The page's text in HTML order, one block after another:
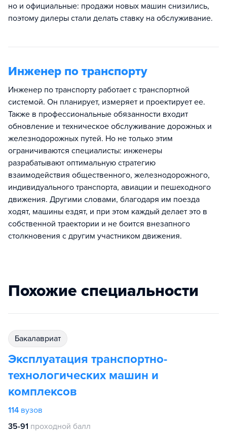
но и официальные: продажи новых машин снизились,
поэтому дилеры стали делать ставку на обслуживание.
Инженер по транспорту
Инженер по транспорту работает с транспортной
системой. Он планирует, измеряет и проектирует ее.
Также в профессиональные обязанности входит
обновление и техническое обслуживание дорожных и
железнодорожных путей. Но не только этим
ограничиваются специалисты: инженеры
разрабатывают оптимальную стратегию
взаимодействия общественного, железнодорожного,
индивидуального транспорта, авиации и пешеходного
движения. Другими словами, благодаря им поезда
ходят, машины ездят, и при этом каждый делает это в
собственной траектории и не боится внезапного
столкновения с другим участником движения.
Похожие специальности
бакалавриат
Эксплуатация транспортно-
технологических машин и
комплексов
114 вузов
35-91 проходной балл